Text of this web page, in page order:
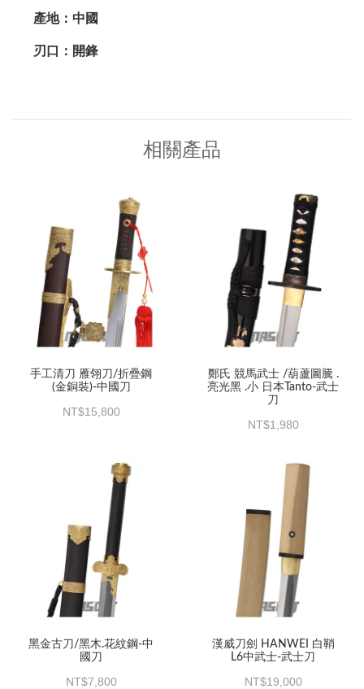
產地：中國
刃口：開鋒
相關產品
手工清刀 雁翎刀/折疊鋼
(金銅裝)-中國刀
15,800
鄭氏 競馬武士 /葫蘆圖騰 .
亮光黑 .小 日本Tanto-武士
刀
1,980
黑金古刀/黑木.花紋鋼-中
國刀
7,800
漢威刀劍 HANWEI 白鞘
L6中武士-武士刀
19,000